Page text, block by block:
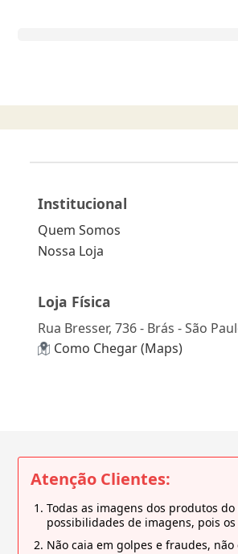
Institucional
Quem Somos
Nossa Loja
Loja Física
Rua Bresser, 736 - Brás - São
Como Chegar (Maps)
Atenção Clientes:
Todas as imagens dos produtos
possibilidades de imagens, pois
Não caia em golpes e fraudes,